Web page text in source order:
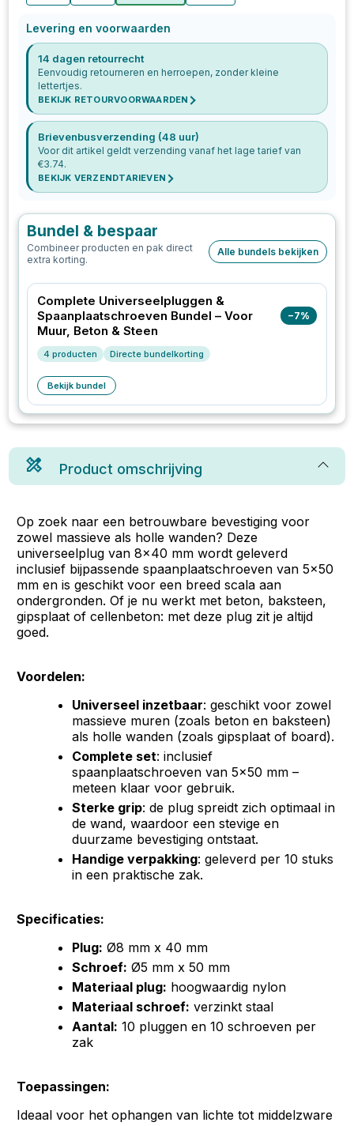
Levering en voorwaarden
14 dagen retourrecht
Eenvoudig retourneren en herroepen, zonder kleine
lettertjes.
BEKIJK RETOURVOORWAARDEN
Brievenbusverzending (48 uur)
Voor dit artikel geldt verzending vanaf het lage tarief van
€3.74.
BEKIJK VERZENDTARIEVEN
Bundel & bespaar
Combineer producten en pak direct
extra korting.
Alle bundels bekijken
Complete Universeelpluggen &
Spaanplaatschroeven Bundel – Voor
Muur, Beton & Steen
−7%
4 producten Directe bundelkorting
Bekijk bundel
Product omschrijving
Op zoek naar een betrouwbare bevestiging voor
zowel massieve als holle wanden? Deze
universeelplug van 8x40 mm wordt geleverd
inclusief bijpassende spaanplaatschroeven van 5x50
mm en is geschikt voor een breed scala aan
ondergronden. Of je nu werkt met beton, baksteen,
gipsplaat of cellenbeton: met deze plug zit je altijd
goed.
Voordelen:
Universeel inzetbaar: geschikt voor zowel
massieve muren (zoals beton en baksteen)
als holle wanden (zoals gipsplaat of board).
Complete set: inclusief
spaanplaatschroeven van 5x50 mm –
meteen klaar voor gebruik.
Sterke grip: de plug spreidt zich optimaal in
de wand, waardoor een stevige en
duurzame bevestiging ontstaat.
Handige verpakking: geleverd per 10 stuks
in een praktische zak.
Specificaties:
Plug: Ø8 mm x 40 mm
Schroef: Ø5 mm x 50 mm
Materiaal plug: hoogwaardig nylon
Materiaal schroef: verzinkt staal
Aantal: 10 pluggen en 10 schroeven per
zak
Toepassingen:
Ideaal voor het ophangen van lichte tot middelzware